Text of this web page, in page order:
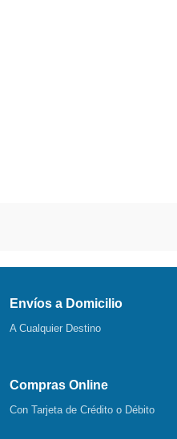
Envíos a Domicilio
A Cualquier Destino
Compras Online
Con Tarjeta de Crédito o Débito